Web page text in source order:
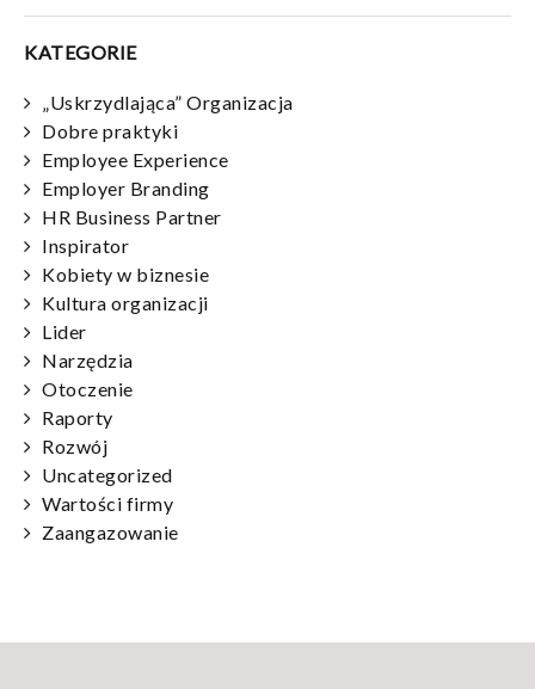
KATEGORIE
„Uskrzydlająca” Organizacja
Dobre praktyki
Employee Experience
Employer Branding
HR Business Partner
Inspirator
Kobiety w biznesie
Kultura organizacji
Lider
Narzędzia
Otoczenie
Raporty
Rozwój
Uncategorized
Wartości firmy
Zaangazowanie